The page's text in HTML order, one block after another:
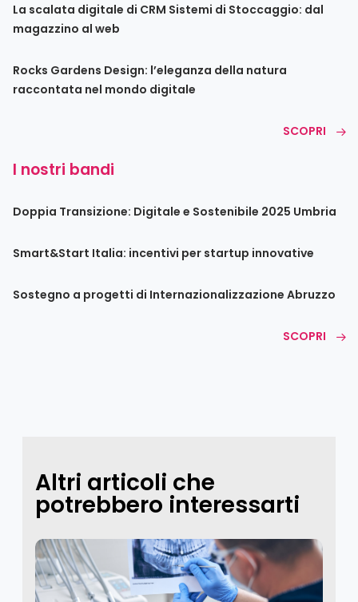
La scalata digitale di CRM Sistemi di Stoccaggio: dal
magazzino al web
Rocks Gardens Design: l’eleganza della natura
raccontata nel mondo digitale
SCOPRI
I nostri bandi
Doppia Transizione: Digitale e Sostenibile 2025 Umbria
Smart&Start Italia: incentivi per startup innovative
Sostegno a progetti di Internazionalizzazione Abruzzo
SCOPRI
Altri articoli che
potrebbero interessarti